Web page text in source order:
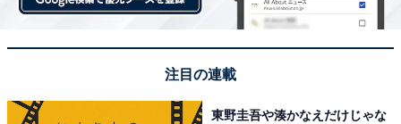
注目の連載
東野圭吾や湊かなえだけじゃな